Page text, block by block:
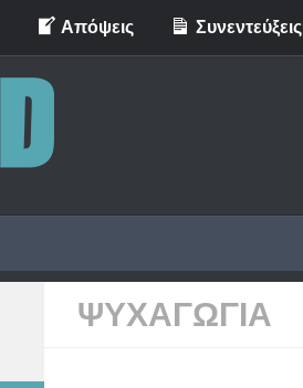
Απόψεις Συνεντεύξεις
ΨΥΧΑΓΩΓΙΑ